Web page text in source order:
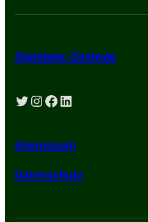
Steinbeis-Zentrale
Twitter Instagram Facebook LinkedIn
Impressum
Datenschutz